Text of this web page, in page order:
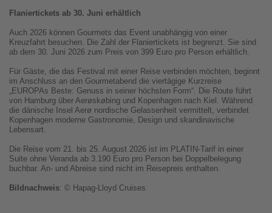
Flaniertickets ab 30. Juni erhältlich
Auch 2026 können Gourmets das Event unabhängig von einer
Kreuzfahrt besuchen. Die Zahl der Flaniertickets ist begrenzt. Sie sind
ab dem 30. Juni 2026 zum Preis von 399 Euro pro Person erhältlich.
Für Gäste, die das Festival mit einer Reise verbinden möchten, beginnt
im Anschluss an den Gourmetabend die viertägige Kurzreise
„EUROPAs Beste: Genuss in seiner höchsten Form“. Die Route führt
von Hamburg über Aerøskøbing und Kopenhagen nach Kiel. Während
die dänische Insel Aerø nordische Gelassenheit vermittelt, verbindet
Kopenhagen moderne Gastronomie, Design und skandinavische
Lebensart.
Die Reise vom 21. bis 25. August 2026 ist im PLATIN-Tarif in einer
Suite ohne Veranda ab 3.190 Euro pro Person bei Doppelbelegung
buchbar. An- und Abreise sind nicht im Reisepreis enthalten.
Bildnachweis: © Hapag-Lloyd Cruises